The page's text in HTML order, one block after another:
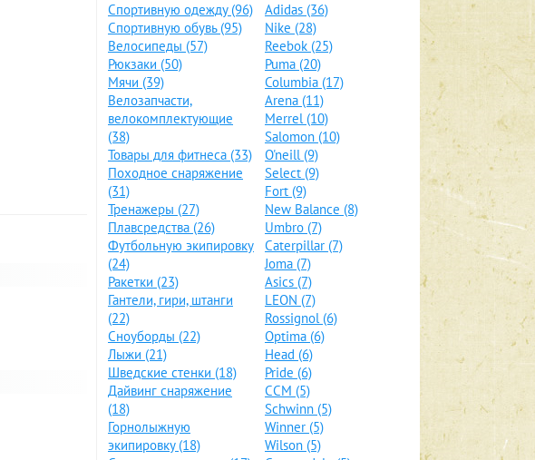
Спортивную одежду (96)
Спортивную обувь (95)
Велосипеды (57)
Рюкзаки (50)
Мячи (39)
Велозапчасти,
велокомплектующие
(38)
Товары для фитнеса (33)
Походное снаряжение
(31)
Тренажеры (27)
Плавсредства (26)
Футбольную экипировку
(24)
Ракетки (23)
Гантели, гири, штанги
(22)
Сноуборды (22)
Лыжи (21)
Шведские стенки (18)
Дайвинг снаряжение
(18)
Горнолыжную
экипировку (18)
Adidas (36)
Nike (28)
Reebok (25)
Puma (20)
Columbia (17)
Arena (11)
Merrel (10)
Salomon (10)
O'neill (9)
Select (9)
Fort (9)
New Balance (8)
Umbro (7)
Caterpillar (7)
Joma (7)
Asics (7)
LEON (7)
Rossignol (6)
Optima (6)
Head (6)
Pride (6)
CCM (5)
Schwinn (5)
Winner (5)
Wilson (5)